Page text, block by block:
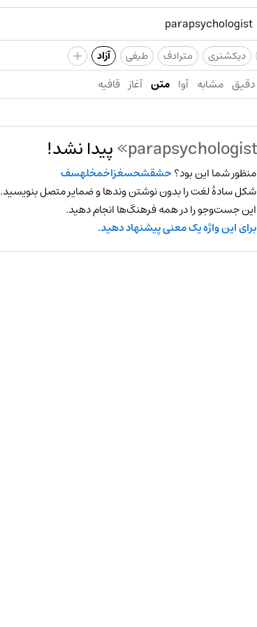
دیکشنری مترادف طیفی آزاد +
دقیق مشابه آوا متن آغاز قافیه
پیدا نشد!
منظور شما این بود؟حشقشحسغزاخمخلهسف
شکل سادهٔ لغت را بدون نوشتن وندها و ضمایر متصل بنویسید.
این جست‌وجو را در همه فرهنگ‌ها انجام دهید.
برای این واژه یک معنی پیشنهاد دهید.